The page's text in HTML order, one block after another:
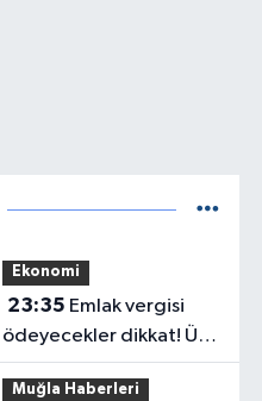
Ekonomi
23:35
ödeyecekler dikkat! Üst
sınır değişti
Muğla Haberleri